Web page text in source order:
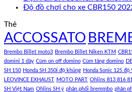
Độ đồ chơi cho xe CBR150
Thẻ
ACCOSSATO
Brembo Billet moto3 Brembo Billet Niken KTM
domini 1 dây Cùm on off domino Cùm tăng domino
SH 150 Honda SH 350i độ khủng Honda Sonic 125 độ
LEOVINCE EXHAUST MOTO PART Ohlins 813 816
SH Việt Nam Ohlins SH ý phân phối bremmbo phân